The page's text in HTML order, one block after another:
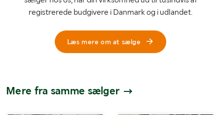
registrerede budgivere i Danmark og i udlandet.
Læs mere om at sælge
Mere fra samme sælger